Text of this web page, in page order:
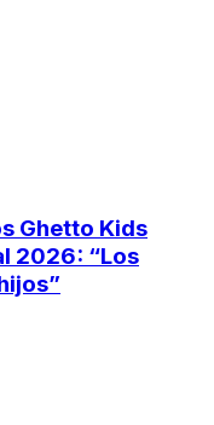
Ghetto Kids
2026: “Los